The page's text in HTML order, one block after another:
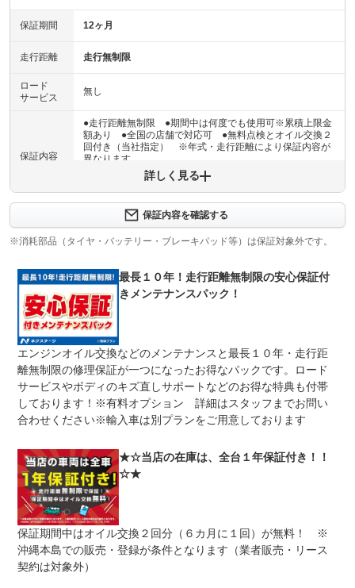
保証期間 12ヶ月
走行距離 走行無制限
ロード
サービス
無し
保証内容
●走行距離無制限 ●期間中は何度でも使用可※累積上限金
額あり ●全国の店舗で対応可 ●無料点検とオイル交換２
回付き（当社指定） ※年式・走行距離により保証内容が
異なります
保証項目
安心のアフター保証は消耗品をはじめ、購入時に付属のナ
ビ等の電装品にも対応。最長３年までお選びいただけます
（有償）※お車により加入条件、保証内容が異なります。
修理回数 無制限
上限金額
車両本体価格
期間中は何度でも修理可能！修理金額は車両本体価格の１
００％までしっかり保証します。車両本体価格５０万円以
下の場合は５０万円まで保証します。
免責金
無し
保証修理の対象となる場合は、お客様の費用負担は一切ご
ざいません。
保証修理
受付先
全国のネクステージで受付可能！ご遠方でネクステージに
持ち込めないお客様も保証修理はお受け頂けます。詳細
法定整備
整備付 法定12ヶ月または法定24ヶ月点検整備付
※車検なし・車検整備付の場合は法定24ヶ月点検整備付
※商用車は6ヶ月または12ヶ月点検整備付
法定整備
について
１．契約後～納車までに法定点検を実施致します。 ２．
支払総額に整備代金を含んでおります。 ３．点検記録簿
が発行されます。
詳しく見る
保証内容を確認する
※消耗部品（タイヤ・バッテリー・ブレーキパッド等）は保証対象外です。
最長１０年！走行距離無制限の安心保証付
きメンテナンスパック！
エンジンオイル交換などのメンテナンスと最長１０年・走行距
離無制限の修理保証が一つになったお得なパックです。ロード
サービスやボディのキズ直しサポートなどのお得な特典も付帯
しております！※有料オプション 詳細はスタッフまでお問い
合わせください※輸入車は別プランをご用意しております
★☆当店の在庫は、全台１年保証付き！！
☆★
保証期間中はオイル交換２回分（６カ月に１回）が無料！ ※
沖縄本島での販売・登録が条件となります（業者販売・リース
契約は対象外）